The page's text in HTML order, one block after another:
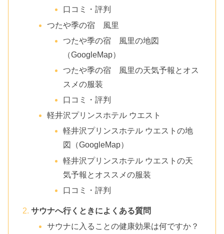
口コミ・評判
つたや季の宿 風里
つたや季の宿 風里の地図
（GoogleMap）
つたや季の宿 風里の天気予報とオス
スメの服装
口コミ・評判
軽井沢プリンスホテル ウエスト
軽井沢プリンスホテル ウエストの地
図（GoogleMap）
軽井沢プリンスホテル ウエストの天
気予報とオススメの服装
口コミ・評判
サウナへ行くときによくある質問
サウナに入ることの健康効果は何ですか？